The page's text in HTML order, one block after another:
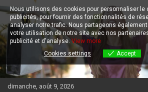
Aller
au
contenu
dimanche, août 9, 2026
Nous utilisons des cookies pour personnaliser le
publicités, pour fournir des fonctionnalités de
analyser notre trafic.Nous partageons
votre utilisation de notre site avec nos
publicité et d'analyse. View more
Cookies settings
Accept